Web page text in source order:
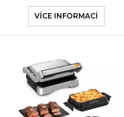
VÍCE INFORMACÍ